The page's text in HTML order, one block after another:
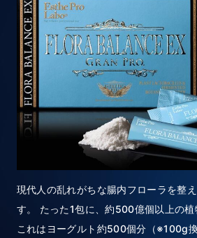
現代人の乱れがちな腸内フローラを整
す。 たった1包に、約500億個以上の植
これはヨーグルト約500個分（※100g